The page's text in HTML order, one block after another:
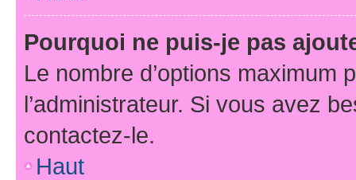
Pourquoi ne puis-je pas
Le nombre d’options maximum
l’administrateur. Si vous avez
contactez-le.
Haut